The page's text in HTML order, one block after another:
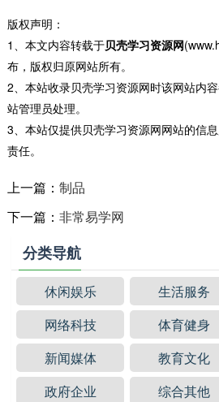
版权声明：
1、本文内容转载于贝壳学习资源网
布，版权归原网站所有。
2、本站收录贝壳学习资源网时该网站内
站管理员处理。
3、本站仅提供贝壳学习资源网网站的信
责任。
上一篇： 制品
下一篇： 非常易学网
分类导航
休闲娱乐 生活服务
网络科技
体育健身
新闻媒体
教育文化
政府企业
综合其他